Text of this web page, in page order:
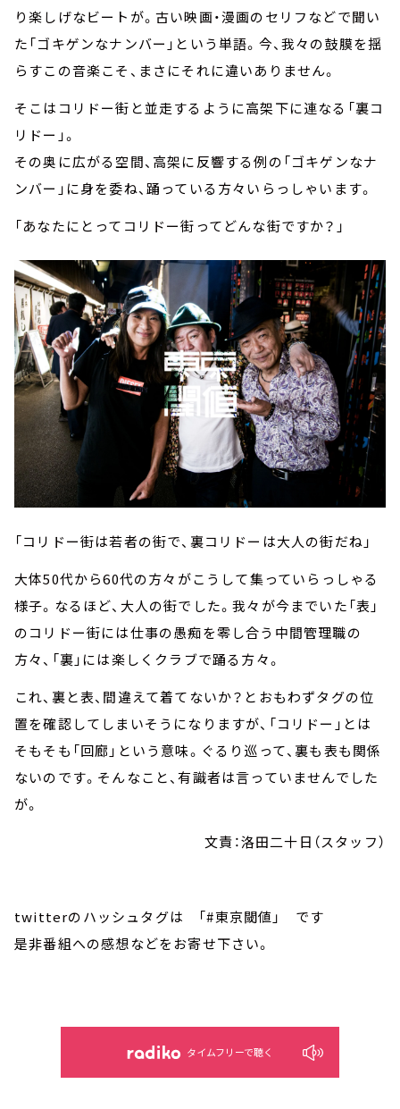
り楽しげなビートが。古い映画・漫画のセリフなどで聞い
た「ゴキゲンなナンバー」という単語。今、我々の鼓膜を揺
らすこの音楽こそ、まさにそれに違いありません。
そこはコリドー街と並走するように高架下に連なる「裏コ
リドー」。
その奥に広がる空間、高架に反響する例の「ゴキゲンなナ
ンバー」に身を委ね、踊っている方々いらっしゃいます。
「あなたにとってコリドー街ってどんな街ですか？」
「コリドー街は若者の街で、裏コリドーは大人の街だね」
大体50代から60代の方々がこうして集っていらっしゃる
様子。なるほど、大人の街でした。我々が今までいた「表」
のコリドー街には仕事の愚痴を零し合う中間管理職の
方々、「裏」には楽しくクラブで踊る方々。
これ、裏と表、間違えて着てないか？とおもわずタグの位
置を確認してしまいそうになりますが、「コリドー」とは
そもそも「回廊」という意味。ぐるり巡って、裏も表も関係
ないのです。そんなこと、有識者は言っていませんでした
が。
文責：洛田二十日（スタッフ）
twitterのハッシュタグは 「#東京閾値」 です
是非番組への感想などをお寄せ下さい。
タイムフリーで聴く